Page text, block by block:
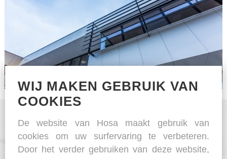
WIJ MAKEN GEBRUIK VAN
COOKIES
De website van Hosa maakt gebruik van
cookies om uw surfervaring te verbeteren.
Door het verder gebruiken van deze website,